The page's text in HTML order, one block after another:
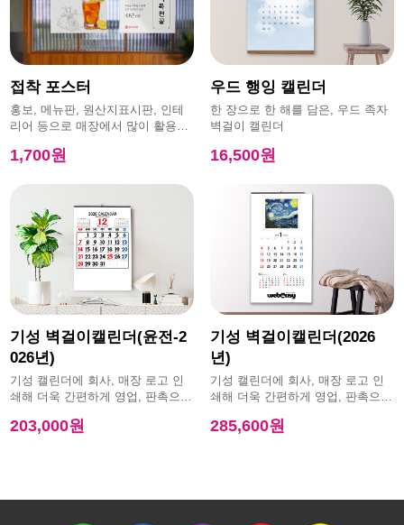
접착 포스터
홍보, 메뉴판, 원산지표시판, 인테
리어 등으로 매장에서 많이 활용하
1,700원
우드 행잉 캘린더
한 장으로 한 해를 담은, 우드 족자
벽걸이 캘린더
16,500원
기성 벽걸이캘린더(윤전-2
026년)
기성 캘린더에 회사, 매장 로고 인
쇄해 더욱 간편하게 영업, 판촉으로
203,000원
기성 벽걸이캘린더(2026
년)
기성 캘린더에 회사, 매장 로고 인
쇄해 더욱 간편하게 영업, 판촉으로
285,600원